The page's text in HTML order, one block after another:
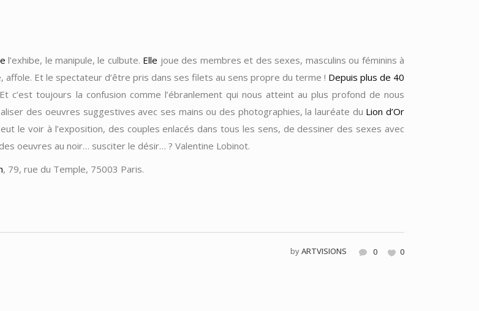
l’exhibe, le manipule, le culbute. Elle joue des membres et des sexes, masculins ou féminins à
affole. Et le spectateur d’être pris dans ses filets au sens propre du terme ! Depuis plus de 40
c’est toujours la confusion comme l’ébranlement qui nous atteint au plus profond de nous
des oeuvres suggestives avec ses mains ou des photographies, la lauréate du Lion d’Or
le voir à l’exposition, des couples enlacés dans tous les sens, de dessiner des sexes avec
oeuvres au noir… susciter le désir… ? Valentine Lobinot.
, 79, rue du Temple, 75003 Paris.
byARTVISIONS 0 0